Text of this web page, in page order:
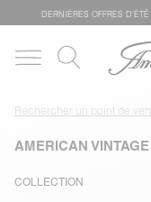
DERNIÈRES OFFRES
Rechercher un point de
AMERICAN
COLLECTION